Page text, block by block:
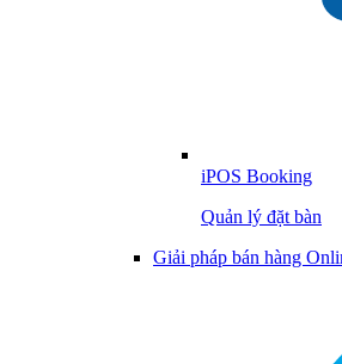
iPOS Booking
Quản lý đặt bàn
Giải pháp bán hàng